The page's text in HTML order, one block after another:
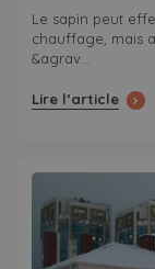
Le sapin peut
chauffage, mais
&agrav...
Lire l’article